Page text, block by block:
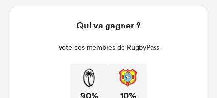
Qui va gagner ?
Vote des membres de RugbyPass
90% 10%